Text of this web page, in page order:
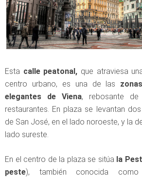
Esta calle peatonal, que atraviesa
centro urbano, es una de las
elegantes de Viena, rebosante
restaurantes. En plaza se levantan
de San José, en el lado noroeste, y la
lado sureste.
En el centro de la plaza se sitúa la
peste), también conocida como